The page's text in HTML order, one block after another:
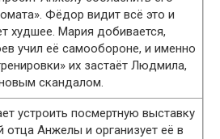
Фёдор видит всё это и
худшее. Мария добивается,
учил её самообороне, и именно
их застаёт Людмила,
скандалом.
устроить посмертную выставку
отца Анжелы и организует её в